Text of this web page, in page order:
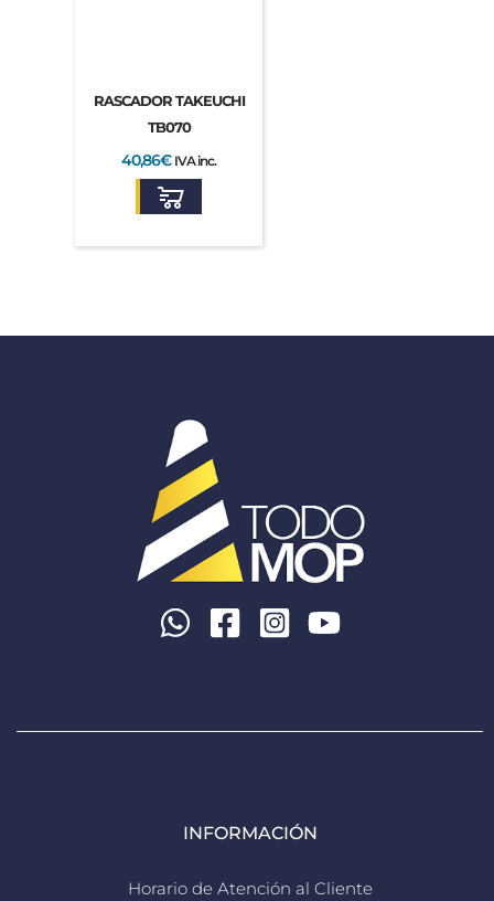
RASCADOR TAKEUCHI
TB070
40,86€ IVA inc.
INFORMACIÓN
Horario de Atención al Cliente